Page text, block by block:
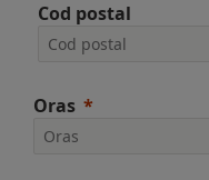
Cod postal
Oras